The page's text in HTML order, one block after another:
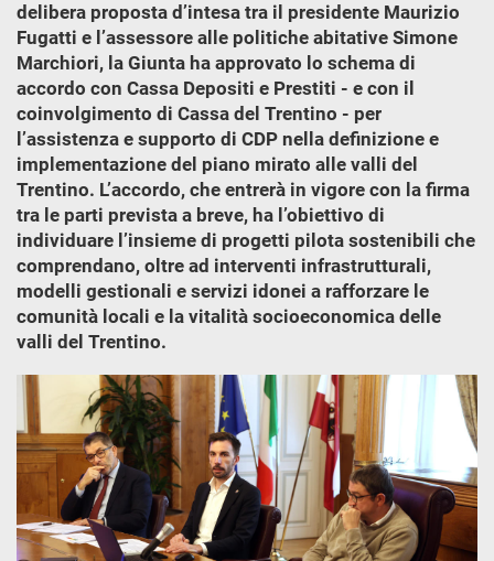
delibera proposta d’intesa tra il presidente Maurizio
Fugatti e l’assessore alle politiche abitative Simone
Marchiori, la Giunta ha approvato lo schema di
accordo con Cassa Depositi e Prestiti - e con il
coinvolgimento di Cassa del Trentino - per
l’assistenza e supporto di CDP nella definizione e
implementazione del piano mirato alle valli del
Trentino. L’accordo, che entrerà in vigore con la firma
tra le parti prevista a breve, ha l’obiettivo di
individuare l’insieme di progetti pilota sostenibili che
comprendano, oltre ad interventi infrastrutturali,
modelli gestionali e servizi idonei a rafforzare le
comunità locali e la vitalità socioeconomica delle
valli del Trentino.